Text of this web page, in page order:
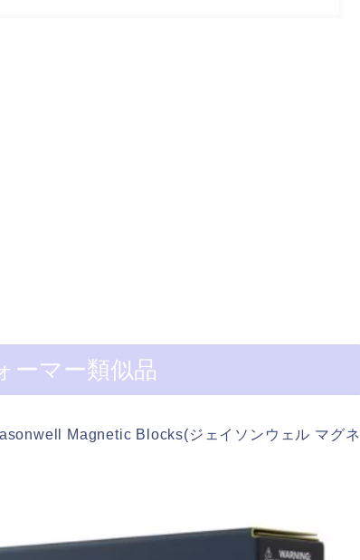
ーマー類似品
Magnetic Blocks(ジェイソンウェル マグネ